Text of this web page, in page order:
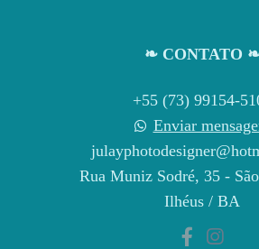
❧ CONTATO
+55 (73) 99154-
Enviar
Rua Muniz Sodré, 35 -
Ilhéus / BA